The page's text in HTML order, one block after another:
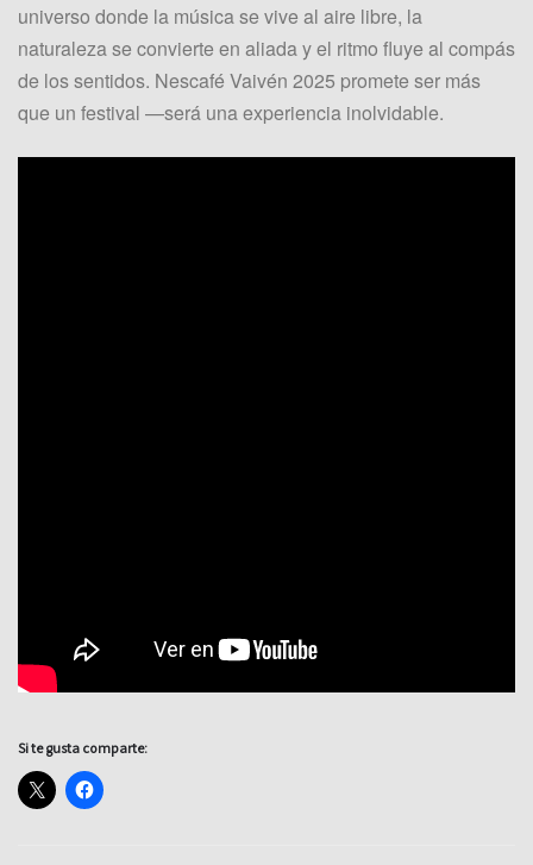
universo donde la música se vive al aire libre, la
naturaleza se convierte en aliada y el ritmo fluye al compás
de los sentidos. Nescafé Vaivén 2025 promete ser más
que un festival —será una experiencia inolvidable.
Si te gusta comparte: